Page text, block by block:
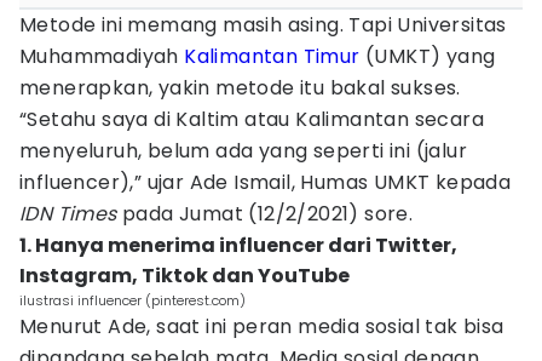
Metode ini memang masih asing. Tapi Universitas
Muhammadiyah Kalimantan Timur (UMKT) yang
menerapkan, yakin metode itu bakal sukses.
“Setahu saya di Kaltim atau Kalimantan secara
menyeluruh, belum ada yang seperti ini (jalur
influencer),” ujar Ade Ismail, Humas UMKT kepada
IDN Timespada Jumat (12/2/2021) sore.
1. Hanya menerima influencer dari Twitter,
Instagram, Tiktok dan YouTube
ilustrasi influencer (pinterest.com)
Menurut Ade, saat ini peran media sosial tak bisa